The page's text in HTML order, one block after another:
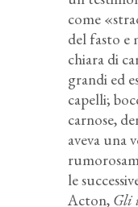
come
del fasto e
chiara di
grandi ed
capelli;
carnose,
aveva una
le
Acton, Gli